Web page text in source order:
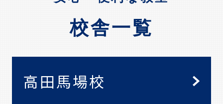
校舎一覧
高田馬場校